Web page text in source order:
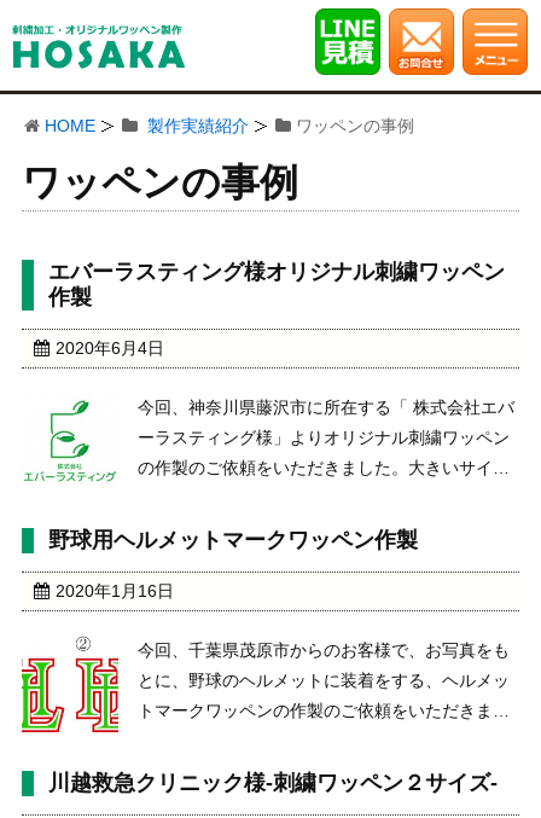
HOME 製作実績紹介 ワッペンの事例
ワッペンの事例
エバーラスティング様オリジナル刺繍ワッペン
作製
2020年6月4日
今回、神奈川県藤沢市に所在する「 株式会社エバ
ーラスティング様」よりオリジナル刺繍ワッペン
の作製のご依頼をいただきました。大きいサイズ
プの２種類のカラー展開のデザインをいただき、
認をいただいた ...
野球用ヘルメットマークワッペン作製
2020年1月16日
今回、千葉県茂原市からのお客様で、お写真をも
とに、野球のヘルメットに装着をする、ヘルメッ
トマークワッペンの作製のご依頼をいただきまし
ンの裏面には、強力な両面テープを装着して、ヘ
川越救急クリニック様-刺繍ワッペン２サイズ-